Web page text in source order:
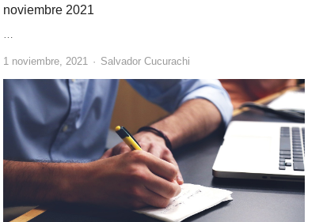
noviembre 2021
1 noviembre, 2021 Author
Salvador Cucurachi